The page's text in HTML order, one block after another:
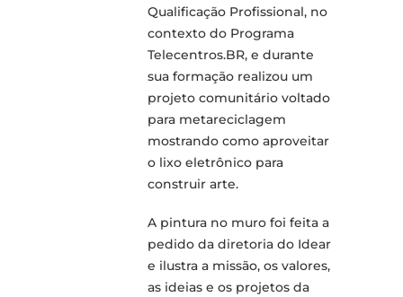
Qualificação Profissional, no
contexto do Programa
Telecentros.BR, e durante
sua formação realizou um
projeto comunitário voltado
para metareciclagem
mostrando como aproveitar
o lixo eletrônico para
construir arte.
A pintura no muro foi feita a
pedido da diretoria do Idear
e ilustra a missão, os valores,
as ideias e os projetos da